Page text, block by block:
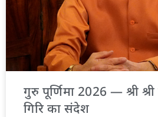
गुरु पूर्णिमा 2026 — श्री श्री
गिरि का संदेश